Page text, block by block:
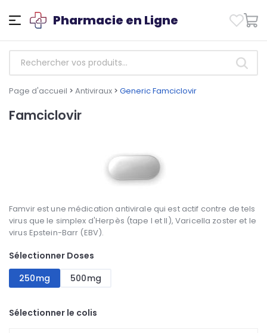
Pharmacie en Ligne
Page d'accueil > Antiviraux > Generic Famciclovir
Famciclovir
Famvir est une médication antivirale qui est actif contre de tels
virus que le simplex d'Herpès (tape I et II), Varicella zoster et le
virus Epstein-Barr (EBV).
Sélectionner Doses
250mg
500mg
Sélectionner le colis